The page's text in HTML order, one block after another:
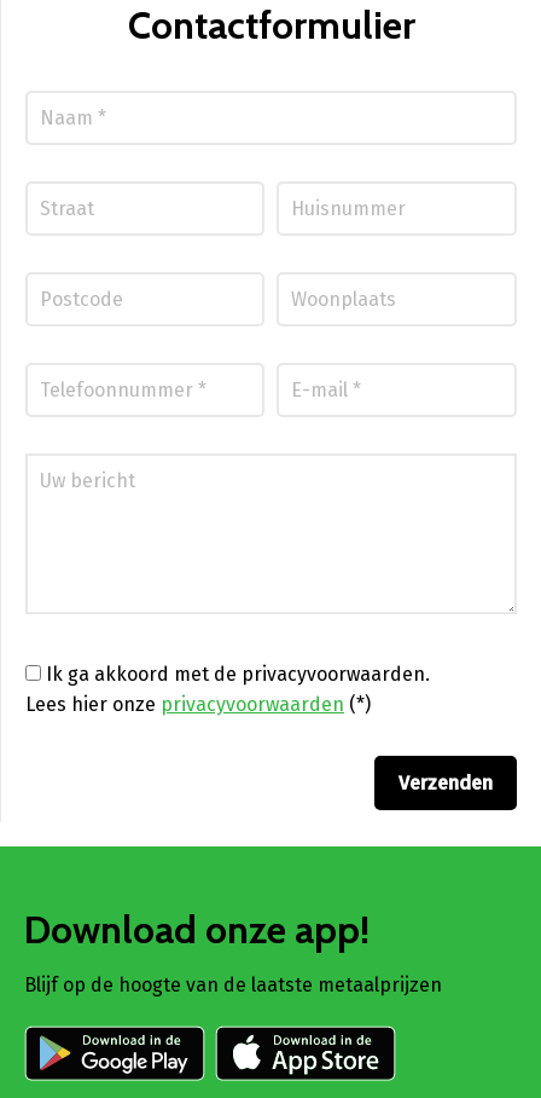
Contactformulier
Ik ga akkoord met de privacyvoorwaarden.
Lees hier onze privacyvoorwaarden (*)
Download onze app!
Blijf op de hoogte van de laatste metaalprijzen